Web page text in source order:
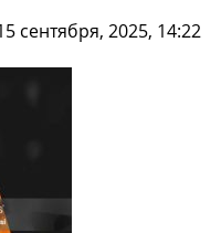
сентября, 2025, 14:22